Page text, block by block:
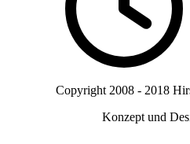
Copyright 2008 - 2018
Konzept und